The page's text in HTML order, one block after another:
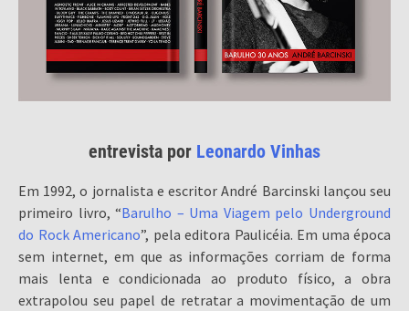
entrevista por Leonardo Vinhas
Em 1992, o jornalista e escritor André Barcinski lançou seu
primeiro livro, “Barulho – Uma Viagem pelo Underground
do Rock Americano”, pela editora Paulicéia. Em uma época
sem internet, em que as informações corriam de forma
mais lenta e condicionada ao produto físico, a obra
extrapolou seu papel de retratar a movimentação de um